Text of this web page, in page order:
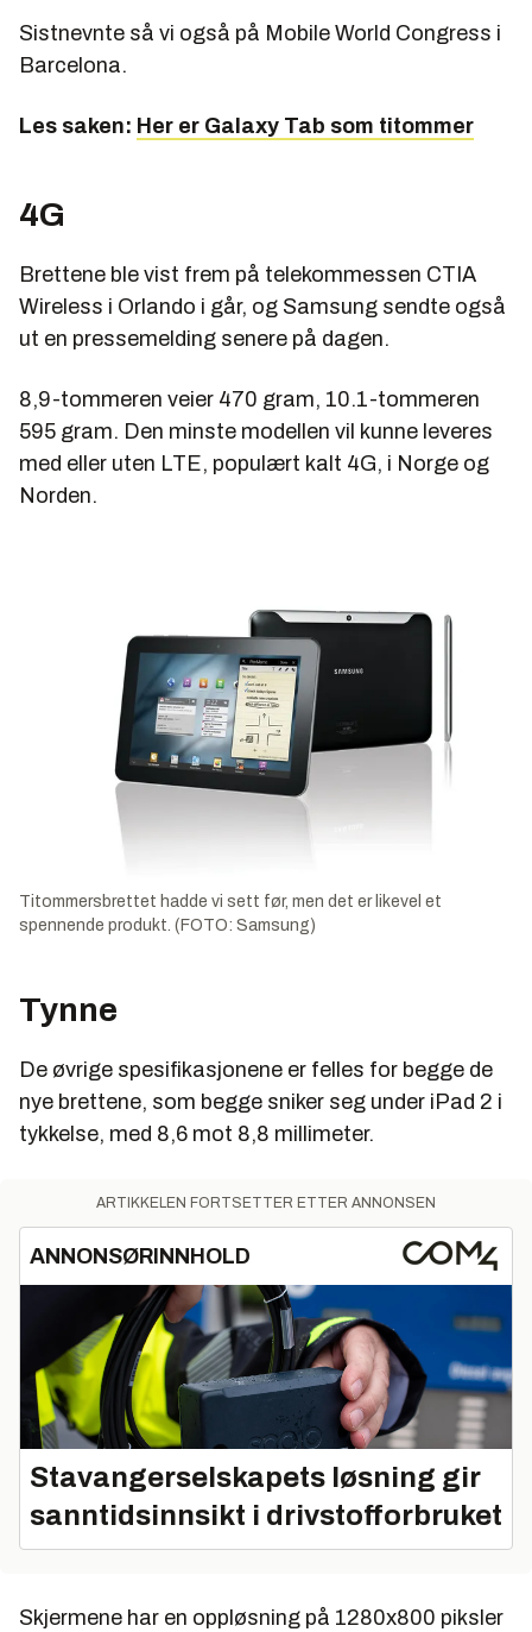
Sistnevnte så vi også på Mobile World Congress i
Barcelona.
Les saken: Her er Galaxy Tab som titommer
4G
Brettene ble vist frem på telekommessen CTIA
Wireless i Orlando i går, og Samsung sendte også
ut en pressemelding senere på dagen.
8,9-tommeren veier 470 gram, 10.1-tommeren
595 gram. Den minste modellen vil kunne leveres
med eller uten LTE, populært kalt 4G, i Norge og
Norden.
Titommersbrettet hadde vi sett før, men det er likevel et
spennende produkt. (FOTO: Samsung)
Tynne
De øvrige spesifikasjonene er felles for begge de
nye brettene, som begge sniker seg under iPad 2 i
tykkelse, med 8,6 mot 8,8 millimeter.
ARTIKKELEN FORTSETTER ETTER ANNONSEN
ANNONSØRINNHOLD
Stavangerselskapets løsning gir
sanntidsinnsikt i drivstofforbruket
Skjermene har en oppløsning på 1280x800 piksler